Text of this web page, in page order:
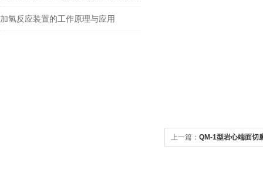
加氢反应装置的工作原理与应用
上一篇： QM-1型岩心端面切